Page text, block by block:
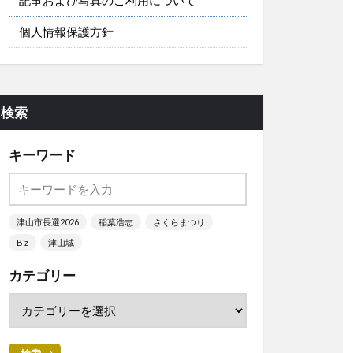
個人情報保護方針
検索
キーワード
津山市長選2026 稲葉浩志
さくらまつり
B’z
津山城
カテゴリー